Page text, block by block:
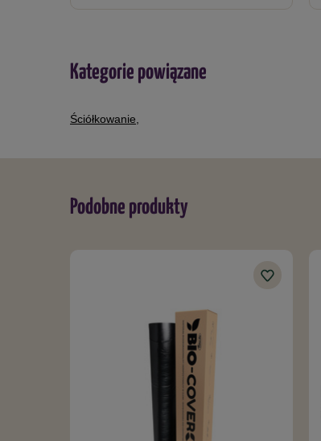
Kategorie powiązane
Ściółkowanie
Podobne produkty